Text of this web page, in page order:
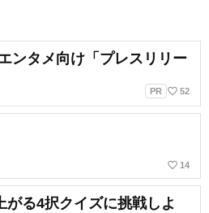
ンタメ向け「プレスリリー
PR favorite_border 52
favorite_border 14
がる4択クイズに挑戦しよ